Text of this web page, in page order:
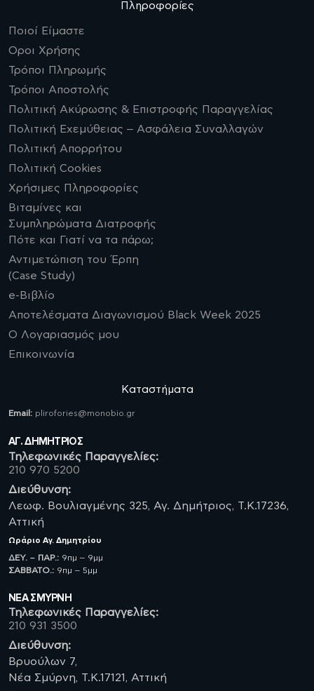
Πληροφορίες
Ποιοί Είμαστε
Οροι Χρήσης
Τρόποι Πληρωμής
Τρόποι Αποστολής
Πολιτική Ακύρωσης & Επιστροφής Παραγγελίας
Πολιτική Εχεμύθειας – Ασφάλεια Συναλλαγών
Πολιτική Απορρήτου
Πολιτική Cookies
Χρήσιμες Πληροφορίες
Βιταμίνες και
Συμπληρώματα Διατροφής
Πότε και Γιατί να τα πάρω;
Αντιμετώπιση του Έρπη
(Case Study)
e-Βιβλίο
Αποτελέσματα Διαγωνισμού Black Week 2025
Ο Λογαριασμός μου
Επικοινωνία
Καταστήματα
Email: plirofories@monobio.gr
ΑΓ. ΔΗΜΗΤΡΙΟΣ
Τηλεφωνικές Παραγγελίες:
210 970 5200
Διεύθυνση:
Λεωφ. Βουλιαγμένης 325, Αγ. Δημήτριος, Τ.Κ.17236,
Αττική
Ωράριο Αγ. Δημητρίου
ΔΕΥ. – ΠΑΡ.: 9πμ – 9μμ
ΣΑΒBATO.: 9πμ – 5μμ
ΝΈΑ ΣΜΥΡΝΗ
Τηλεφωνικές Παραγγελίες:
210 931 3500
Διεύθυνση:
Βρυούλων 7,
Νέα Σμύρνη, Τ.Κ.17121, Αττική